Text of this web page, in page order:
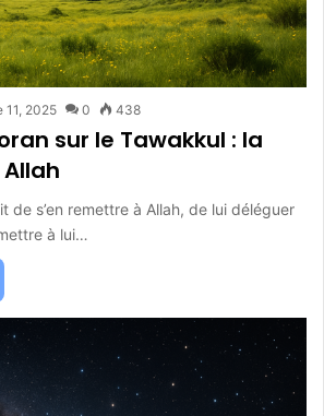
11, 2025 0 438
sur le Tawakkul : la
de s’en remettre à Allah, de lui déléguer
à lui…